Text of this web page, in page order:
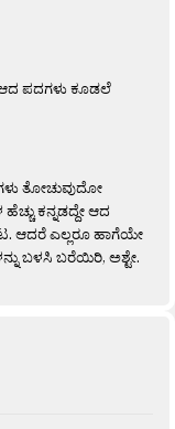
ಆದ ಪದಗಳು ಕೂಡಲೆ
ತೋಚುವುದೋ
ಕನ್ನಡದ್ದೇ ಆದ
ಆದರೆ ಎಲ್ಲರೂ ಹಾಗೆಯೇ
ಬಳಸಿ ಬರೆಯಿರಿ, ಅಶ್ಟೇ.